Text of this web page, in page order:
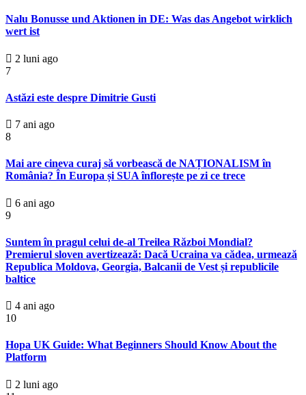
Nalu Bonusse und Aktionen in DE: Was das Angebot wirklich
wert ist
2 luni ago
7
Astăzi este despre Dimitrie Gusti
7 ani ago
8
Mai are cineva curaj să vorbească de NAȚIONALISM în
România? În Europa și SUA înflorește pe zi ce trece
6 ani ago
9
Suntem în pragul celui de-al Treilea Război Mondial?
Premierul sloven avertizează: Dacă Ucraina va cădea, urmează
Republica Moldova, Georgia, Balcanii de Vest și republicile
baltice
4 ani ago
10
Hopa UK Guide: What Beginners Should Know About the
Platform
2 luni ago